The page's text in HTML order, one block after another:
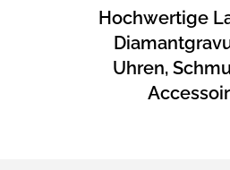
Hochwertige
Uhren,